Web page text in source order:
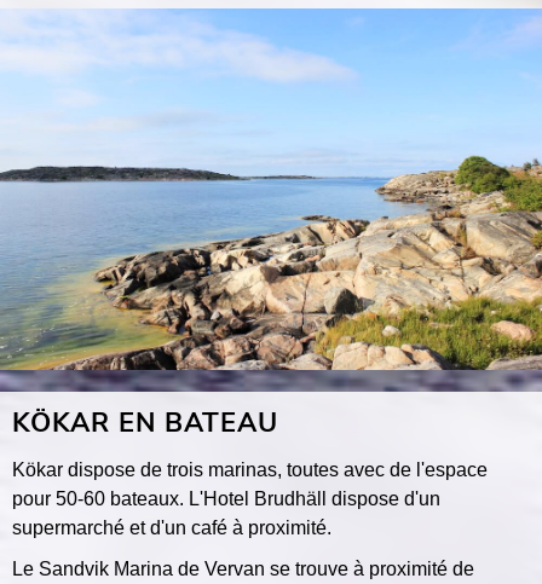
KÖKAR EN BATEAU
Kökar dispose de trois marinas, toutes avec de l'espace
pour 50-60 bateaux. L'Hotel Brudhäll dispose d'un
supermarché et d'un café à proximité.
Le Sandvik Marina de Vervan se trouve à proximité de